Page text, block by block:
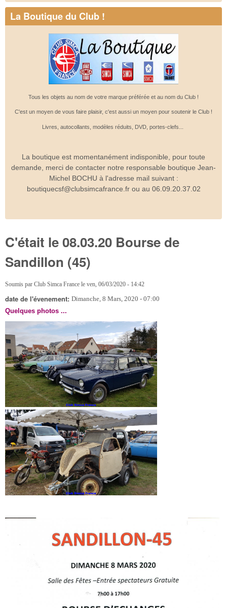
La Boutique du Club !
Tous les objets au nom de votre marque préférée et au nom du Club !
C'est un moyen de vous faire plaisir, c'est aussi un moyen pour soutenir le Club !
Livres, autocollants, modèles réduits, DVD, portes-clefs...
La boutique est momentanément indisponible, pour toute
demande, merci de contacter notre responsable boutique Jean-
Michel BOCHU à l'adresse mail suivant :
boutiquecsf@clubsimcafrance.fr ou au 06.09.20.37.02
C'était le 08.03.20 Bourse de
Sandillon (45)
Soumis par Club Simca France le ven, 06/03/2020 - 14:42
date de l'évenement: Dimanche, 8 Mars, 2020 - 07:00
Quelques photos ...